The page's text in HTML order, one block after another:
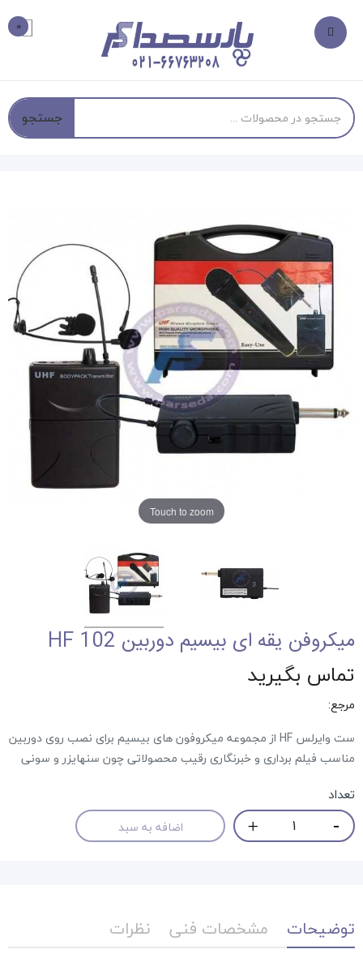
0
جستجو
Touch to zoom
میکروفن یقه ای بیسیم دوربین HF 102
تماس بگیرید
مرجع:
ست وایرلس HF از مجموعه میکروفون های بیسیم برای نصب روی دوربین
مناسب فیلم برداری و خبرنگاری رقیب محصولاتی چون سنهایزر و سونی
تعداد
اضافه به سبد
توضیحات مشخصات فنی نظرات